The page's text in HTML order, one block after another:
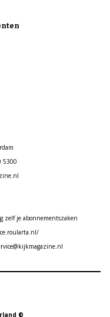
5300
zelf je abonnementszaken
©